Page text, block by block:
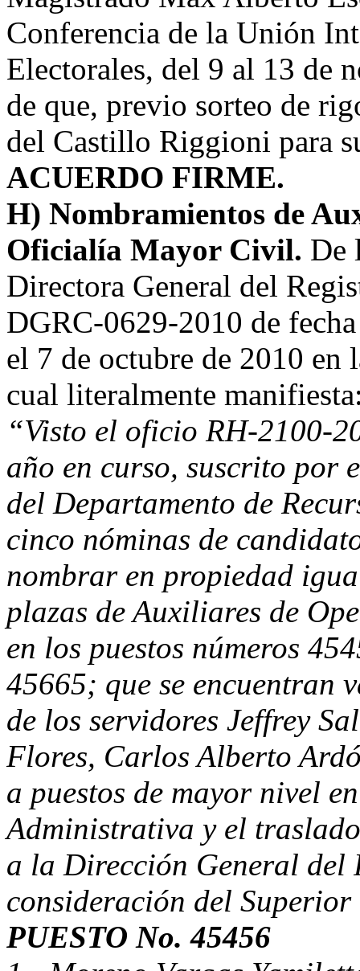
Conferencia de la Unión
Electorales, del 9 al 13 de
de que, previo sorteo de
del Castillo Riggioni para
ACUERDO FIRME.
H) Nombramientos de
Oficialía Mayor Civil. De
Directora General del
DGRC-0629-2010 de
el 7 de octubre de 2010 en
cual literalmente
“Visto el oficio RH-2100-
año en curso, suscrito por
del Departamento de
cinco nóminas de
nombrar en propiedad
plazas de Auxiliares de
en los puestos números
45665; que se encuentran
de los servidores Jeffrey
Flores, Carlos Alberto
a puestos de mayor nivel
Administrativa y el
a la Dirección General del
consideración del
PUESTO No. 45456